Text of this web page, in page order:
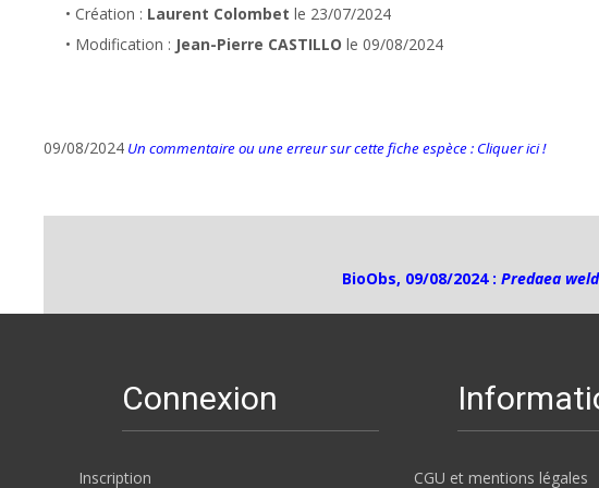
• Création : Laurent Colombet le 23/07/2024
• Modification : Jean-Pierre CASTILLO le 09/08/2024
09/08/2024 Un commentaire ou une erreur sur cette fiche espèce : Cliquer ici !
BioObs, 09/08/2024 : Predaea
Connexion
Inscription CGU et mentions légales